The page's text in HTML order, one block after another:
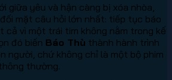
giữa yêu và hận càng bị xóa nhòa,
mặt câu hỏi lớn nhất: tiếp tục báo
cả vì một trái tim không nằm trong kế
đó biến Báo Thù thành hành trình
người, chứ không chỉ là một bộ phim
thường.